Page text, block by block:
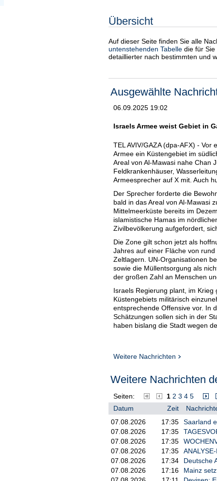
Übersicht
Auf dieser Seite finden Sie alle
untenstehenden Tabelle die für
detaillierter nach bestimmten und
Ausgewählte
06.09.2025 19:02
Israels Armee weist Gebiet in
TEL AVIV/GAZA (dpa-AFX) -
Armee ein Küstengebiet im
Areal von Al-Mawasi nahe Chan
Feldkrankenhäuser,
Armeesprecher auf X mit. Auch
Der Sprecher forderte die
bald in das Areal von Al-Mawasi
Mittelmeerküste bereits im
islamistische Hamas im
Zivilbevölkerung aufgefordert,
Die Zone gilt schon jetzt als
Jahres auf einer Fläche von
Zeltlagern. UN-Organisationen
sowie die Müllentsorgung als
der großen Zahl an Menschen
Israels Regierung plant, im
Küstengebiets militärisch
entsprechende Offensive vor. In
Schätzungen sollen sich in der
haben bislang die Stadt wegen
Weitere Nachrichten
Weitere Nachrichten
Seiten: 1 2 3 4 5
Datum
Zeit
07.08.2026
17:35
Saarland
07.08.2026
17:35
07.08.2026
17:35
07.08.2026
17:35
07.08.2026
17:34
Deutsche
07.08.2026
17:16
Mainz